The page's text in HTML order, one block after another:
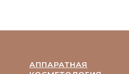
АППАРАТНАЯ